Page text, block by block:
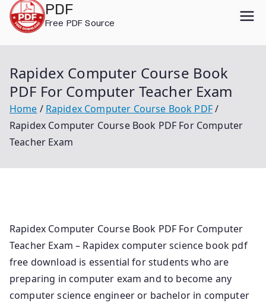
content
PDF
Free PDF Source
Rapidex Computer Course Book
PDF For Computer Teacher Exam
Home
Rapidex Computer Course Book PDF
Rapidex Computer Course Book PDF For Computer
Teacher Exam
Rapidex Computer Course Book PDF For Computer
Teacher Exam – Rapidex computer science book pdf
free download is essential for students who are
preparing in computer exam and to become any
computer science engineer or bachelor in computer